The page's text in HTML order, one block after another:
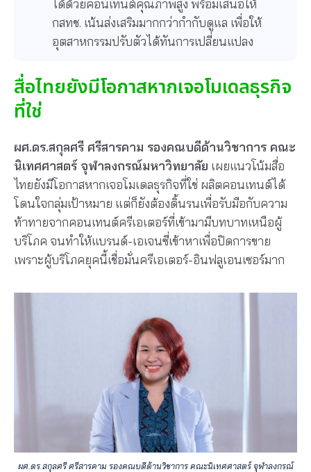
ได้ด้วยคอนเทนต์คุณภาพสูง พร้อมเสนอให้
กสทช. เน้นส่งเสริมมากกว่ากำกับดูแล เพื่อให้
อุตสาหกรรมปรับตัวได้ทันการเปลี่ยนแปลง
สื่อไทยยังมีโอกาสหากเจอโมเดลธุรกิจ
ที่ใช่
ผศ.ดร.สกุลศรี ศรีสารคาม รองคณบดีด้านวิชาการ คณะ
นิเทศศาสตร์ จุฬาลงกรณ์มหาวิทยาลัย เผยแนวโน้มสื่อ
ไทยยังมีโอกาสหากเจอโมเดลธุรกิจที่ใช่ ผลิตคอนเทนต์ได้
โดนใจกลุ่มเป้าหมาย แต่ก็ยังต้องดิ้นรนเพื่อรับมือกับความ
ท้าทายจากคอนเทนต์ครีเอเตอร์ที่เข้ามามีบทบาทเหนือผู้
บริโภค จนทำให้แบรนด์-เอเจนซี่เข้าหาเพื่อปิดการขาย
เพราะผู้บริโภคยุคนี้เชื่อมั่นครีเอเตอร์-อินฟลูเอนเซอร์มาก
ผศ.ดร.สกุลศรี ศรีสารคาม รองคณบดีด้านวิชาการ คณะนิเทศศาสตร์ จุฬาลงกรณ์